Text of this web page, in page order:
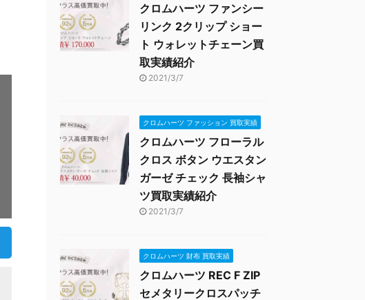
クロムハーツ ファンシー
リンク 2クリップ ショー
ト ウォレットチェーン買
取実績紹介
2021/3/7
クロムハーツ ファッション 買取実績
クロムハーツ フローラル
クロス ボタン ウエスタン
ガーゼ チェック 長袖シャ
ツ買取実績紹介
2021/3/7
クロムハーツ 財布 買取実績
クロムハーツ REC F ZIP
セメタリークロスパッチ